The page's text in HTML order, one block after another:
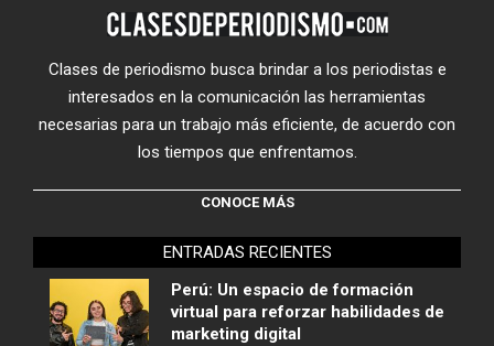
Clases de periodismo busca brindar a los periodistas e
interesados en la comunicación las herramientas
necesarias para un trabajo más eficiente, de acuerdo con
los tiempos que enfrentamos.
CONOCE MÁS
ENTRADAS RECIENTES
Perú: Un espacio de formación
virtual para reforzar habilidades de
marketing digital